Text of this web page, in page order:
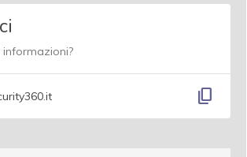
content_copy